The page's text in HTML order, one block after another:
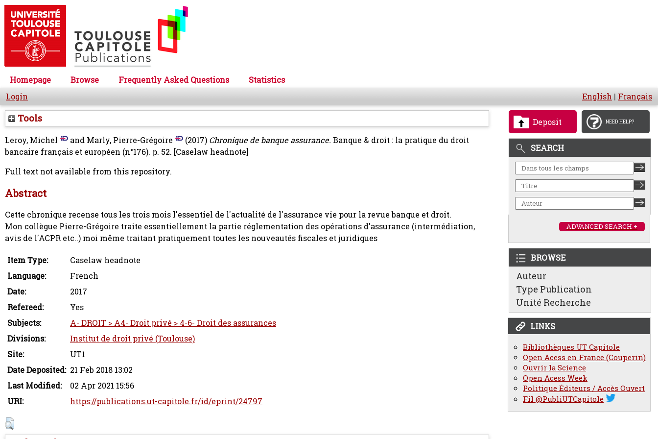
Homepage Browse Frequently Asked Questions
Statistics
Login
English | Français
Deposit NEED HELP?
SEARCH
ADVANCED SEARCH +
BROWSE
Auteur
Type Publication
Unité Recherche
LINKS
Bibliothèques UT Capitole
Open Acess en France (Couperin)
Ouvrir la Science
Open Acess Week
Politique Éditeurs / Accès Ouvert
Fil @PubliUTCapitole
Tools
Leroy, Michel and Marly, Pierre-Grégoire (2017) Chronique de banque assurance. Banque & droit : la pratique du droit
bancaire français et européen (n°176). p. 52. [Caselaw headnote]
Full text not available from this repository.
Abstract
Cette chronique recense tous les trois mois l'essentiel de l'actualité de l'assurance vie pour la revue banque et droit.
Mon collègue Pierre-Grégoire traite essentiellement la partie réglementation des opérations d'assurance (intermédiation,
avis de l'ACPR etc..) moi même traitant pratiquement toutes les nouveautés fiscales et juridiques
Item Type:
Caselaw headnote
Language:
French
Date:
2017
Refereed:
Yes
Subjects:
A- DROIT > A4- Droit privé > 4-6- Droit des assurances
Divisions:
Institut de droit privé (Toulouse)
Site:
UT1
Date Deposited: 21 Feb 2018 13:02
Last Modified:
02 Apr 2021 15:56
URI:
https://publications.ut-capitole.fr/id/eprint/24797